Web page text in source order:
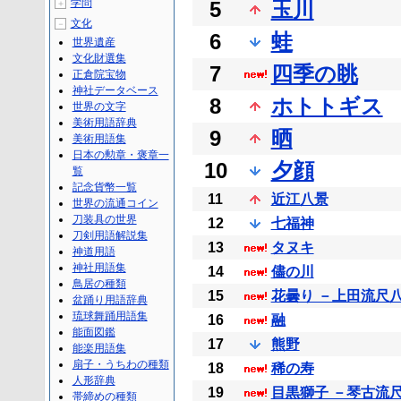
5
玉川
6
蛙
7
四季の眺
8
ホトトギス
9
晒
10
夕顔
11
近江八景
12
七福神
13
タヌキ
14
儘の川
15
花曇り －上田流尺
16
融
17
熊野
18
稀の寿
19
目黒獅子 －琴古流
＋ 学問
－
文化
世界遺産
文化財選集
正倉院宝物
神社データベース
世界の文字
美術用語辞典
美術用語集
日本の勲章・褒章一
覧
記念貨幣一覧
世界の流通コイン
刀装具の世界
刀剣用語解説集
神道用語
神社用語集
鳥居の種類
盆踊り用語辞典
琉球舞踊用語集
能面図鑑
能楽用語集
扇子・うちわの種類
人形辞典
帯締めの種類